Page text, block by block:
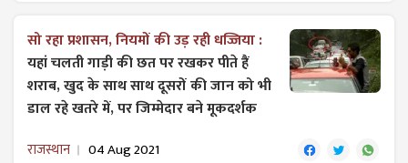
सो रहा प्रशासन, नियमों की उड़ रही धज्जिया :
यहां चलती गाड़ी की छत पर रखकर पीते हैं
शराब, खुद के साथ साथ दूसरों की जान को भी
डाल रहे खतरे में, पर जिम्मेदार बने मूकदर्शक
राजस्थान 04 Aug 2021